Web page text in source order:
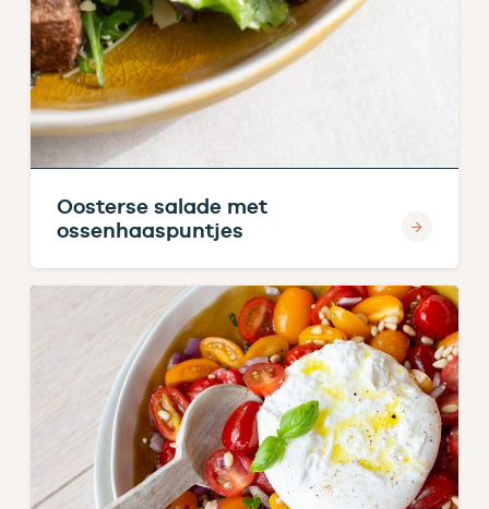
Oosterse salade met
ossenhaaspuntjes